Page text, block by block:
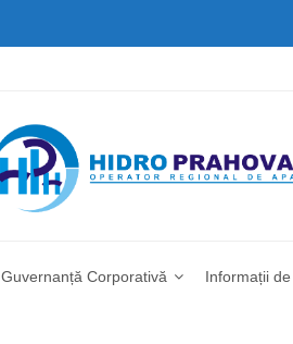
Guvernanță Corporativă Informații